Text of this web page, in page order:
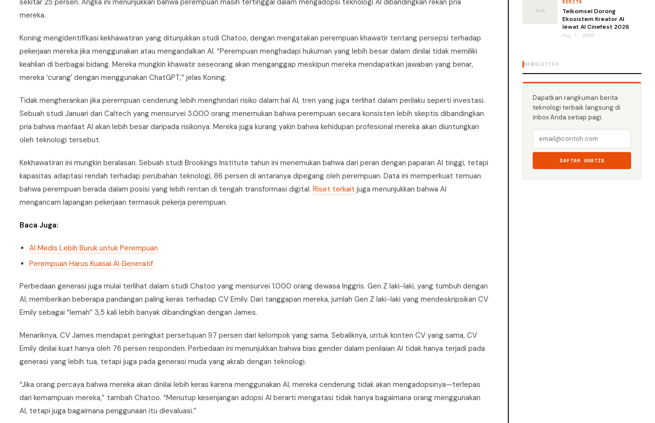
sekitar 25 persen. Angka ini menunjukkan bahwa perempuan masih tertinggal dalam mengadopsi teknologi AI dibandingkan rekan pria
mereka.
Koning mengidentifikasi kekhawatiran yang ditunjukkan studi Chatoo, dengan mengatakan perempuan khawatir tentang persepsi terhadap
pekerjaan mereka jika menggunakan atau mengandalkan AI. “Perempuan menghadapi hukuman yang lebih besar dalam dinilai tidak memiliki
keahlian di berbagai bidang. Mereka mungkin khawatir seseorang akan menganggap meskipun mereka mendapatkan jawaban yang benar,
mereka ‘curang’ dengan menggunakan ChatGPT,” jelas Koning.
Tidak mengherankan jika perempuan cenderung lebih menghindari risiko dalam hal AI, tren yang juga terlihat dalam perilaku seperti investasi.
Sebuah studi Januari dari Caltech yang mensurvei 3.000 orang menemukan bahwa perempuan secara konsisten lebih skeptis dibandingkan
pria bahwa manfaat AI akan lebih besar daripada risikonya. Mereka juga kurang yakin bahwa kehidupan profesional mereka akan diuntungkan
oleh teknologi tersebut.
Kekhawatiran ini mungkin beralasan. Sebuah studi Brookings Institute tahun ini menemukan bahwa dari peran dengan paparan AI tinggi, tetapi
kapasitas adaptasi rendah terhadap perubahan teknologi, 86 persen di antaranya dipegang oleh perempuan. Data ini memperkuat temuan
bahwa perempuan berada dalam posisi yang lebih rentan di tengah transformasi digital. Riset terkait juga menunjukkan bahwa AI
mengancam lapangan pekerjaan termasuk pekerja perempuan.
Baca Juga:
AI Medis Lebih Buruk untuk Perempuan
Perempuan Harus Kuasai AI Generatif
Perbedaan generasi juga mulai terlihat dalam studi Chatoo yang mensurvei 1.000 orang dewasa Inggris. Gen Z laki-laki, yang tumbuh dengan
AI, memberikan beberapa pandangan paling keras terhadap CV Emily. Dari tanggapan mereka, jumlah Gen Z laki-laki yang mendeskripsikan CV
Emily sebagai “lemah” 3,5 kali lebih banyak dibandingkan dengan James.
Menariknya, CV James mendapat peringkat persetujuan 97 persen dari kelompok yang sama. Sebaliknya, untuk konten CV yang sama, CV
Emily dinilai kuat hanya oleh 76 persen responden. Perbedaan ini menunjukkan bahwa bias gender dalam penilaian AI tidak hanya terjadi pada
generasi yang lebih tua, tetapi juga pada generasi muda yang akrab dengan teknologi.
“Jika orang percaya bahwa mereka akan dinilai lebih keras karena menggunakan AI, mereka cenderung tidak akan mengadopsinya—terlepas
dari kemampuan mereka,” tambah Chatoo. “Menutup kesenjangan adopsi AI berarti mengatasi tidak hanya bagaimana orang menggunakan
AI, tetapi juga bagaimana penggunaan itu dievaluasi.”
BERITA
Telkomsel Dorong
Ekosistem Kreator AI
lewat AI Cinefest 2026
Aug 7, 2026
NEWSLETTER
Dapatkan rangkuman berita
teknologi terbaik langsung di
inbox Anda setiap pagi.
DAFTAR GRATIS